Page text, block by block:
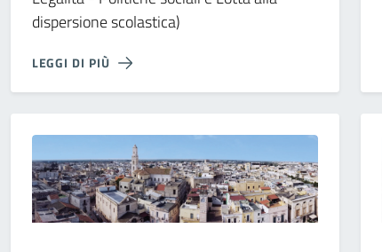
dispersione scolastica)
LEGGI DI PIÙ